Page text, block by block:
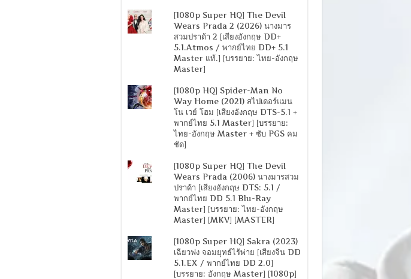
[1080p Super HQ] The Devil
Wears Prada 2 (2026) นางมาร
สวมปราด้า 2 [เสียงอังกฤษ DD+
5.1.Atmos / พากย์ไทย DD+ 5.1
Master แท้.] [บรรยาย: ไทย-อังกฤษ
Master]
[1080p HQ] Spider-Man No
Way Home (2021) สไปเดอร์แมน
โน เวย์ โฮม [เสียงอังกฤษ DTS-5.1 +
พากย์ไทย 5.1 Master] [บรรยาย:
ไทย-อังกฤษ Master + ซับ PGS คม
ชัด]
[1080p Super HQ] The Devil
Wears Prada (2006) นางมารสวม
ปราด้า [เสียงอังกฤษ DTS: 5.1 /
พากย์ไทย DD 5.1 Blu-Ray
Master] [บรรยาย: ไทย-อังกฤษ
Master] [MKV] [MASTER]
[1080p Super HQ] Sakra (2023)
เฉียวฟง จอมยุทธ์ไร้พ่าย [เสียงจีน DD
5.1.EX / พากย์ไทย DD 2.0]
[บรรยาย: อังกฤษ Master] [1080p]